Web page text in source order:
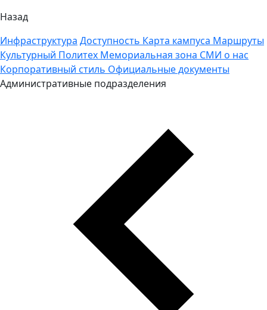
Назад
Инфраструктура Доступность Карта кампуса Маршруты
Культурный Политех Мемориальная зона СМИ о нас
Корпоративный стиль Официальные документы
Административные подразделения